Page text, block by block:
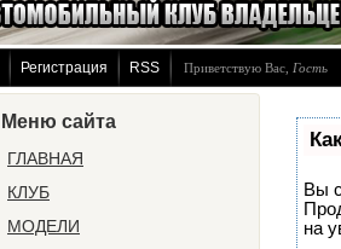
Регистрация RSS Приветствую Вас Гость
Меню сайта
ГЛАВНАЯ
КЛУБ
МОДЕЛИ
Вы
на